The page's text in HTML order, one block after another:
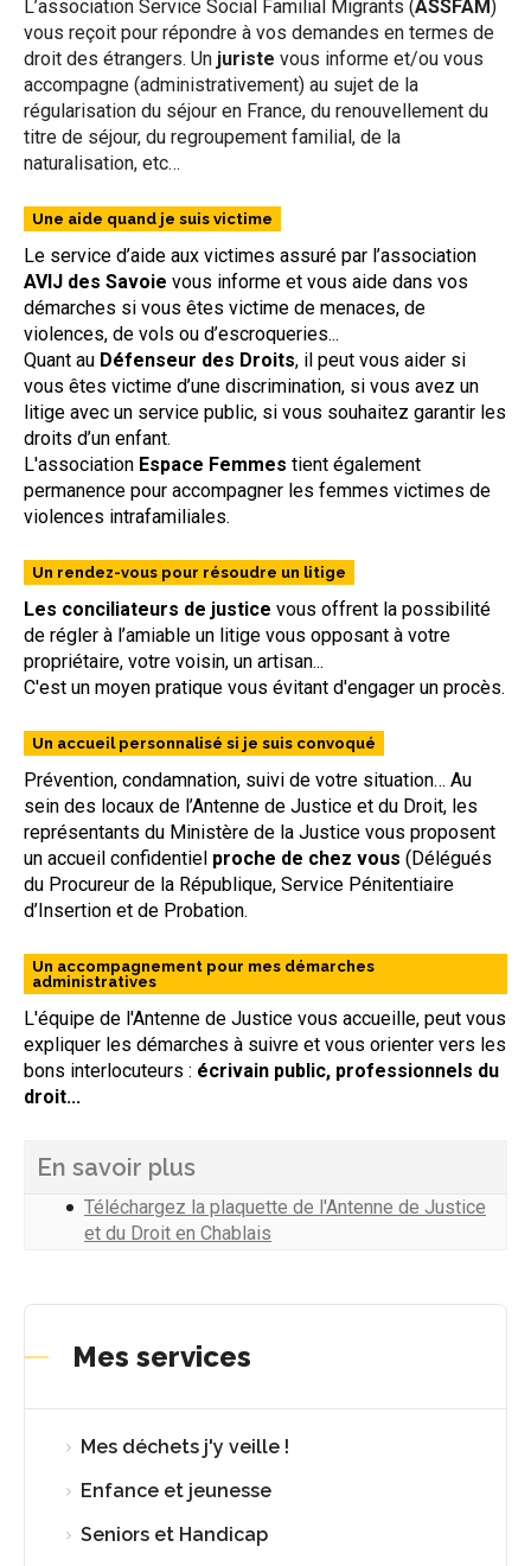
L’association Service Social Familial Migrants (ASSFAM )
vous reçoit pour répondre à vos demandes en termes de
droit des étrangers. Un juriste vous informe et/ou vous
accompagne (administrativement) au sujet de la
régularisation du séjour en France, du renouvellement du
titre de séjour, du regroupement familial, de la
naturalisation, etc…
Une aide quand je suis victime
Le service d’aide aux victimes assuré par l’association
AVIJ des Savoie vous informe et vous aide dans vos
démarches si vous êtes victime de menaces, de
violences, de vols ou d’escroqueries...
Quant au Défenseur des Droits, il peut vous aider si
vous êtes victime d’une discrimination, si vous avez un
litige avec un service public, si vous souhaitez garantir les
droits d’un enfant.
L'association Espace Femmes tient également
permanence pour accompagner les femmes victimes de
violences intrafamiliales.
Un rendez-vous pour résoudre un litige
Les conciliateurs de justice vous offrent la possibilité
de régler à l’amiable un litige vous opposant à votre
propriétaire, votre voisin, un artisan...
C'est un moyen pratique vous évitant d'engager un procès.
Un accueil personnalisé si je suis convoqué
Prévention, condamnation, suivi de votre situation… Au
sein des locaux de l’Antenne de Justice et du Droit, les
représentants du Ministère de la Justice vous proposent
un accueil confidentiel proche de chez vous (Délégués
du Procureur de la République, Service Pénitentiaire
d’Insertion et de Probation.
Un accompagnement pour mes démarches
administratives
L'équipe de l'Antenne de Justice vous accueille, peut vous
expliquer les démarches à suivre et vous orienter vers les
bons interlocuteurs : écrivain public, professionnels du
droit...
En savoir plus
Téléchargez la plaquette de l'Antenne de Justice
et du Droit en Chablais
Mes services
Mes déchets j'y veille !
Enfance et jeunesse
Seniors et Handicap